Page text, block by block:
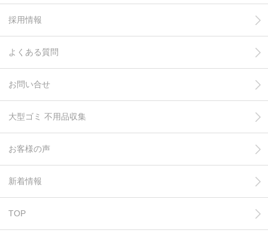
採用情報
よくある質問
お問い合せ
大型ゴミ 不用品収集
お客様の声
新着情報
TOP